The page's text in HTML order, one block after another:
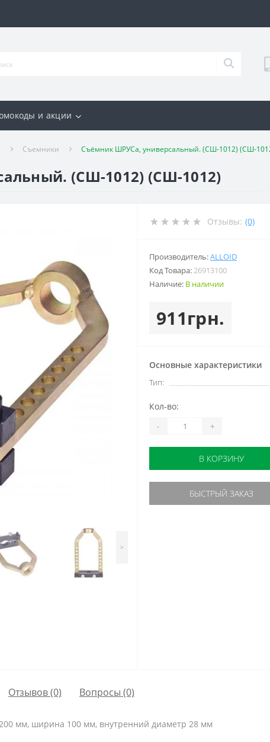
и акции
Съемники Съёмник ШРУСа, универсальный. (СШ-1012) (СШ-
(СШ-1012) (СШ-1012)
>
Отзывы: (0)
Производитель:ALLOID
Код Товара:26913100
Наличие: В наличии
911грн.
Основные характеристики
Тип:
Кол-во:
- +
В КОРЗИНУ
БЫСТРЫЙ ЗАКАЗ
Отзывов (0) Вопросы (0)
мм, ширина 100 мм, внутренний диаметр 28 мм